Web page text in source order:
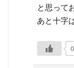
と思って
あと十字
0